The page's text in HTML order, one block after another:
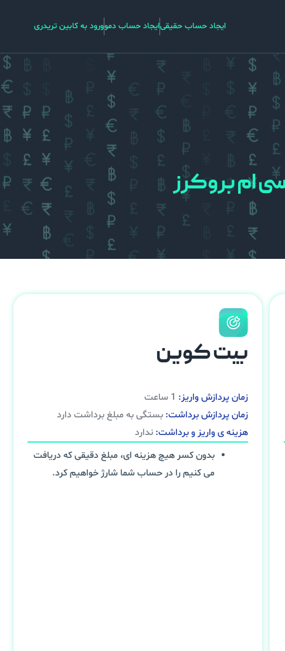
ایجاد حساب حقیقیایجاد حساب دموورود به کابین تریدری
سی ام بروکرز
بیت کوین
زمان پردازش واریز: 1 ساعت
زمان پردازش برداشت:بستگی به مبلغ برداشت دارد
هزینه ی واریز و برداشت:ندارد
بدون کسر هیچ هزینه ای، مبلغ دقیقی که دریافت
می کنیم را در حساب شما شارژ خواهیم کرد.